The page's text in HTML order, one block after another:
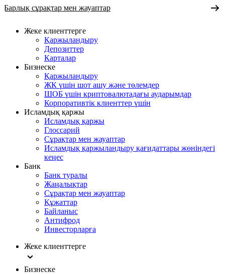
Барлық сұрақтар мен жауаптар
Жеке клиенттерге
Қаржыландыру
Депозиттер
Карталар
Бизнеске
Қаржыландыру
ЖК үшін шот ашу және төлемдер
ШОБ үшін криптовалютадағы аударымдар
Корпоративтік клиенттер үшін
Исламдық қаржы
Исламдық қаржы
Глоссарий
Сұрақтар мен жауаптар
Исламдық қаржыландыру қағидаттары жөніндегі
кеңес
Банк
Банк туралы
Жаңалықтар
Сұрақтар мен жауаптар
Құжаттар
Байланыс
Антифрод
Инвесторларға
Жеке клиенттерге
Бизнеске